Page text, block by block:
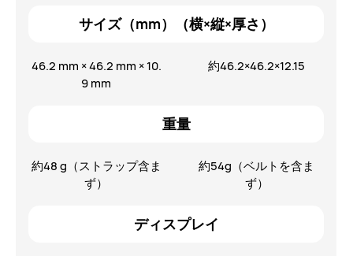
サイズ（mm）（横×縦×厚さ）
46.2 mm × 46.2 mm × 10.
9 mm
約46.2×46.2×12.15
重量
約48 g（ストラップ含ま
ず）
約54g（ベルトを含ま
ず）
ディスプレイ